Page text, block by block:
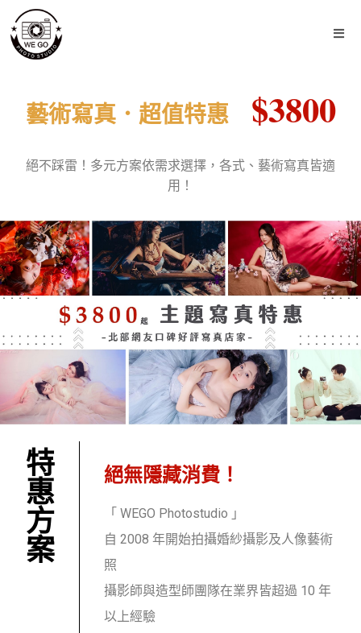
藝術寫真．超值特惠 $3800
絕不踩雷！多元方案依需求選擇，各式、藝術寫真皆適
用！
特
惠
方
案
絕無隱藏消費！
「 WEGO Photostudio 」
自 2008 年開始拍攝婚紗攝影及人像藝術
照
攝影師與造型師團隊在業界皆超過 10 年
以上經驗